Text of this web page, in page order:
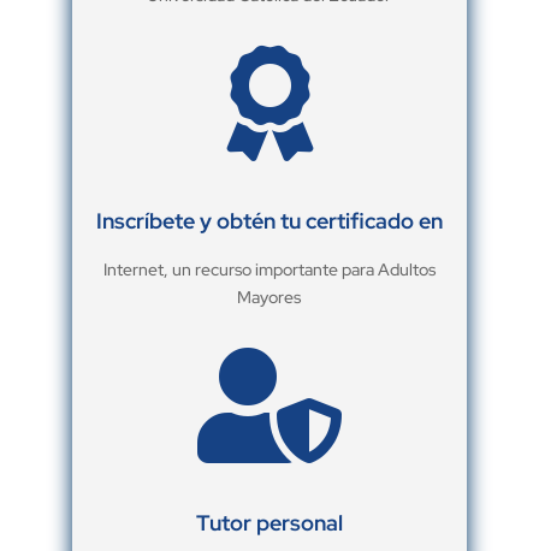

Inscríbete y obtén tu certificado en
Internet, un recurso importante para Adultos
Mayores

Tutor personal